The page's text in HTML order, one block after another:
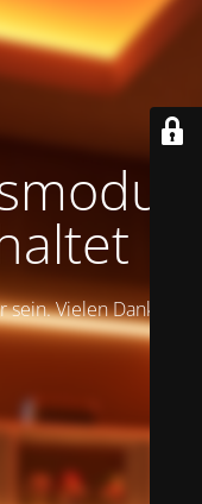
Vielen Dank für